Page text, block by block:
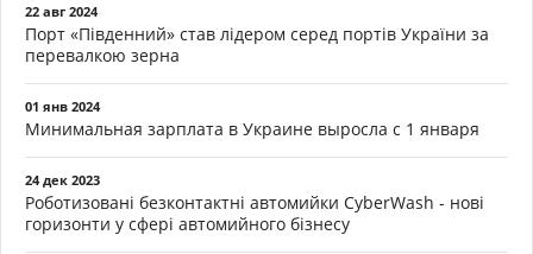
22 авг 2024
Порт «Південний» став лідером серед портів України за
перевалкою зерна
01 янв 2024
Минимальная зарплата в Украине выросла с 1 января
24 дек 2023
Роботизовані безконтактні автомийки CyberWash - нові
горизонти у сфері автомийного бізнесу